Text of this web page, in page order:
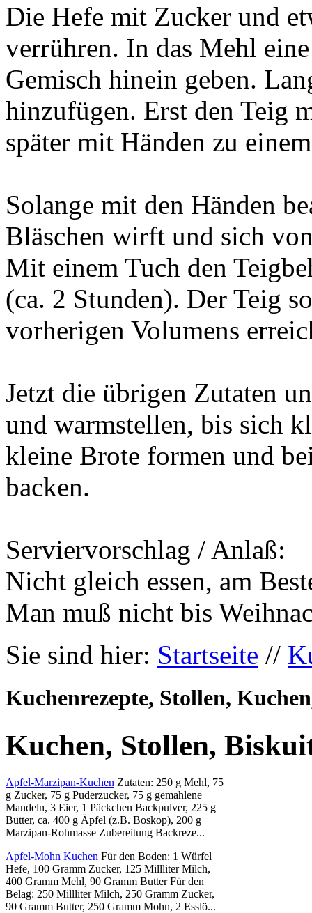
Die Hefe mit Zucker und
verrühren. In das Mehl
Gemisch hinein geben.
hinzufügen. Erst den Teig
später mit Händen zu
Solange mit den Händen
Bläschen wirft und sich
Mit einem Tuch den
(ca. 2 Stunden). Der Teig
vorherigen Volumens
Jetzt die übrigen Zutaten
und warmstellen, bis sich
kleine Brote formen und
backen.
Serviervorschlag / Anlaß:
Nicht gleich essen, am
Man muß nicht bis
Sie sind hier: Startseite //
Kuchenrezepte, Stollen,
Kuchen, Stollen,
Apfel-Marzipan-Kuchen Zutaten: 250 g Mehl, 75
g Zucker, 75 g Puderzucker, 75 g gemahlene
Mandeln, 3 Eier, 1 Päckchen Backpulver, 225 g
Butter, ca. 400 g Äpfel (z.B. Boskop), 200 g
Marzipan-Rohmasse Zubereitung Backreze...
Apfel-Mohn Kuchen Für den Boden: 1 Würfel
Hefe, 100 Gramm Zucker, 125 Millliter Milch,
400 Gramm Mehl, 90 Gramm Butter Für den
Belag: 250 Millliter Milch, 250 Gramm Zucker,
90 Gramm Butter, 250 Gramm Mohn, 2 Esslö...